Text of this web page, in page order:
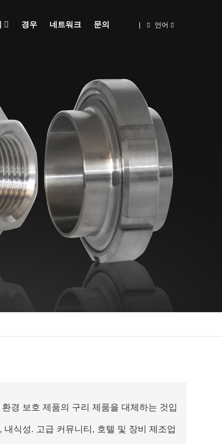
경우 네트워크 문의 | 언어
경 보호 제품의 구리 제품을 대체하는 것입
식성. 고급 커뮤니티, 호텔 및 장비 제조업